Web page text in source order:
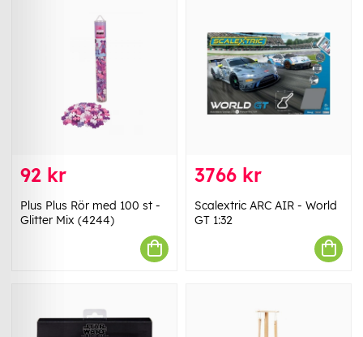
92 kr
Plus Plus Rör med 100 st -
Glitter Mix (4244)
3766 kr
Scalextric ARC AIR - World
GT 1:32